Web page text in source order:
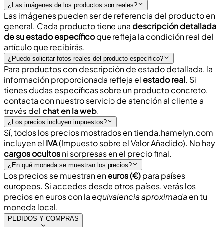
¿Las imágenes de los productos son reales?
Las imágenes pueden ser de referencia del producto en
general. Cada producto tiene unadescripción detallada
de su estado específicoque refleja la condición real del
artículo que recibirás.
¿Puedo solicitar fotos reales del producto específico?
Para productos con descripción de estado detallada, la
información proporcionada refleja elestado real. Si
tienes dudas específicas sobre un producto concreto,
contacta con nuestroservicio de atención al cliente a
través delchat en la web.
¿Los precios incluyen impuestos?
Sí, todos los precios mostrados entienda.hamelyn.com
incluyen el IVA(Impuesto sobre el Valor Añadido). No hay
cargos ocultosni sorpresas en el precio final.
¿En qué moneda se muestran los precios?
Los precios se muestran eneuros (€)para países
europeos. Si accedes desde otros países, verás los
precios en euros con la equivalencia aproximadaen tu
moneda local.
PEDIDOS Y COMPRAS